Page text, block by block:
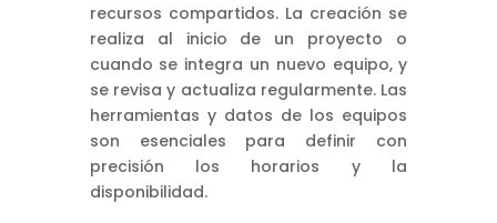
recursos compartidos. La creación se
realiza al inicio de un proyecto o
cuando se integra un nuevo equipo, y
se revisa y actualiza regularmente. Las
herramientas y datos de los equipos
son esenciales para definir con
precisión los horarios y la
disponibilidad.